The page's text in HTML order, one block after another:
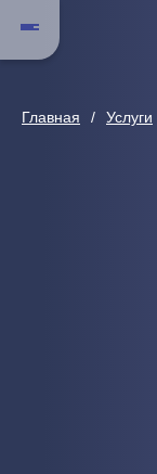
Главная Услуги